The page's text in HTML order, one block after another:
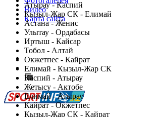
Атырау - Каспий
Кызыл-Жар СК - Елимай
Астана - Женис
Улытау - Ордабасы
Иртыш - Кайсар
Тобол - Алтай
Окжетпес - Кайрат
Елимай - Кызыл-Жар СК
Каспий - Атырау
Жетысу - Актобе
Елимай - Атырау
Кайрат - Окжетпес
Кызыл-Жар СК - Кайрат
Видео
Карта сайта
Есть идея?
Сообщить о мероприятии
Перейти на старый сайт